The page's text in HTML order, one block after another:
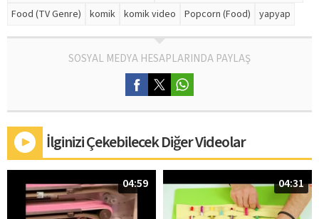
Food (TV Genre)
komik komik video Popcorn (Food) yapyap
SOSYAL MEDYA HESAPLARINDA PAYLAŞ
İlginizi Çekebilecek Diğer Videolar
04:59 04:31